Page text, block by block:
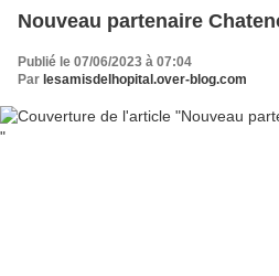
Nouveau partenaire
Publié le 07/06/2023 à 07:04
Par lesamisdelhopital.over-blog.com